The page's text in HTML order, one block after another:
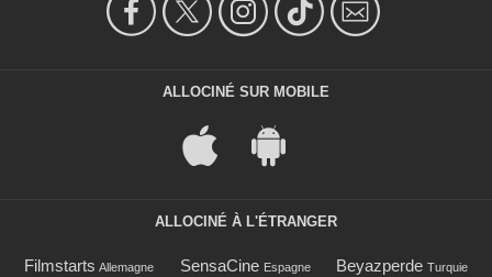
ALLOCINÉ SUR MOBILE
ALLOCINÉ À L'ÉTRANGER
Filmstarts Allemagne SensaCine Espagne Beyazperde Turquie